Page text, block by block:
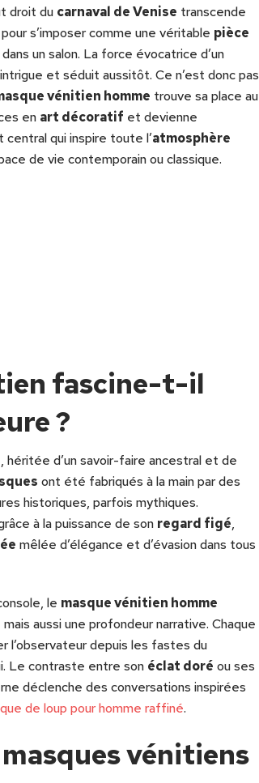
droit du carnaval de Venise transcende
s’imposer comme une véritable pièce
dans un salon. La force évocatrice d’un
intrigue et séduit aussitôt. Ce n’est donc pas
vénitien homme trouve sa place au
en art décoratif et devienne
central qui inspire toute l’atmosphère
de vie contemporain ou classique.
fascine-t-il
?
d’un savoir-faire ancestral et de
ont été fabriqués à la main par des
historiques, parfois mythiques.
à la puissance de son regard figé,
mêlée d’élégance et d’évasion dans tous
le masque vénitien homme
mais aussi une profondeur narrative. Chaque
l’observateur depuis les fastes du
Le contraste entre son éclat doré ou ses
déclenche des conversations inspirées
de loup pour homme raffiné.
vénitiens